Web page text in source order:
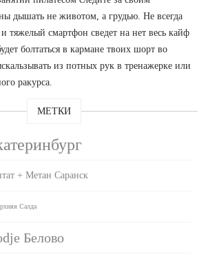
дышать не животом, а грудью. Не всегда
тяжелый смартфон сведет на нет весь кайф
болтаться в кармане твоих шорт во
из потных рук в тренажерке или
ракурса.
МЕТКИ
+ Метан Саранск
Салда
Белово